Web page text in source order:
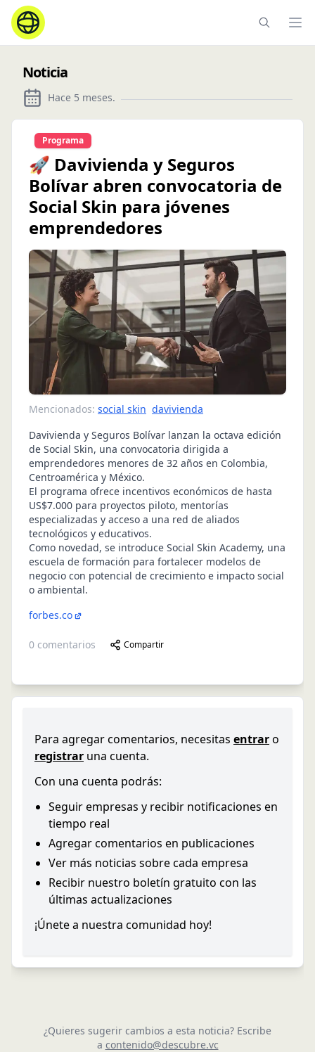
Noticia
Hace 5 meses.
Programa
🚀 Davivienda y Seguros
Bolívar abren convocatoria de
Social Skin para jóvenes
emprendedores
Mencionados: social skin davivienda
Davivienda y Seguros Bolívar lanzan la octava edición
de Social Skin, una convocatoria dirigida a
emprendedores menores de 32 años en Colombia,
Centroamérica y México.
El programa ofrece incentivos económicos de hasta
US$7.000 para proyectos piloto, mentorías
especializadas y acceso a una red de aliados
tecnológicos y educativos.
Como novedad, se introduce Social Skin Academy, una
escuela de formación para fortalecer modelos de
negocio con potencial de crecimiento e impacto social
o ambiental.
forbes.co
0 comentarios Compartir
Para agregar comentarios, necesitas entraro
registrar una cuenta.
Con una cuenta podrás:
Seguir empresas y recibir notificaciones en
tiempo real
Agregar comentarios en publicaciones
Ver más noticias sobre cada empresa
Recibir nuestro boletín gratuito con las
últimas actualizaciones
¡Únete a nuestra comunidad hoy!
¿Quieres sugerir cambios a esta noticia? Escribe
a contenido@descubre.vc